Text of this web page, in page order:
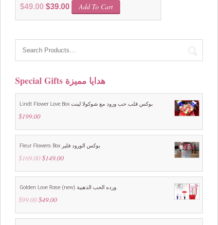
$49.00 Original
$39.00Current
price
Add To Cart
Special Gifts هدايا مميزة
Lindt Flower Love Box بوكس قلب حب ورود مع شوكولا لينت
$199.00
Fleur Flowers Box بوكس الورود فلير
$169.00 Original
was:
$149.00Current
is:
Golden Love Rose (new) ورده الحب الذهبية
$99.00 Original
was:
$49.00Current
is: